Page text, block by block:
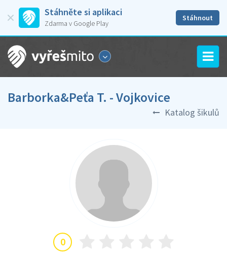
Stáhněte si aplikaci
Zdarma v Google Play
Stáhnout
Barborka&Peťa T. - Vojkovice
Katalog šikulů
0